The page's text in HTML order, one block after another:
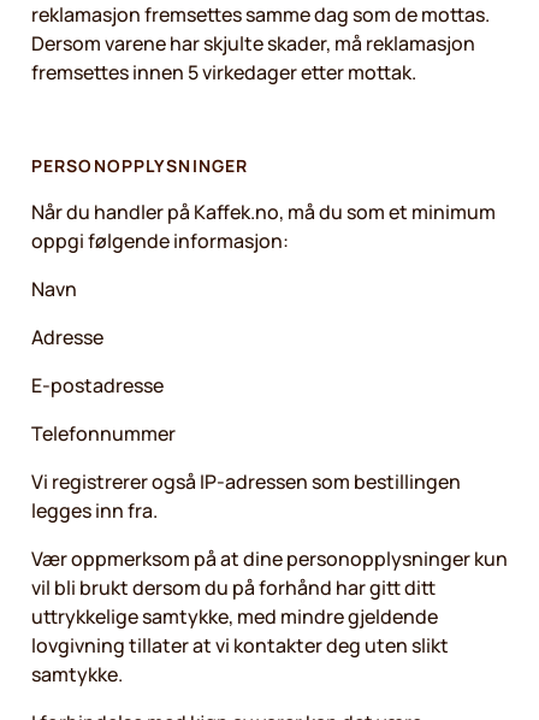
reklamasjon fremsettes samme dag som de mottas.
Dersom varene har skjulte skader, må reklamasjon
fremsettes innen 5 virkedager etter mottak.
PERSONOPPLYSNINGER
Når du handler på Kaffek.no, må du som et minimum
oppgi følgende informasjon:
Navn
Adresse
E-postadresse
Telefonnummer
Vi registrerer også IP-adressen som bestillingen
legges inn fra.
Vær oppmerksom på at dine personopplysninger kun
vil bli brukt dersom du på forhånd har gitt ditt
uttrykkelige samtykke, med mindre gjeldende
lovgivning tillater at vi kontakter deg uten slikt
samtykke.